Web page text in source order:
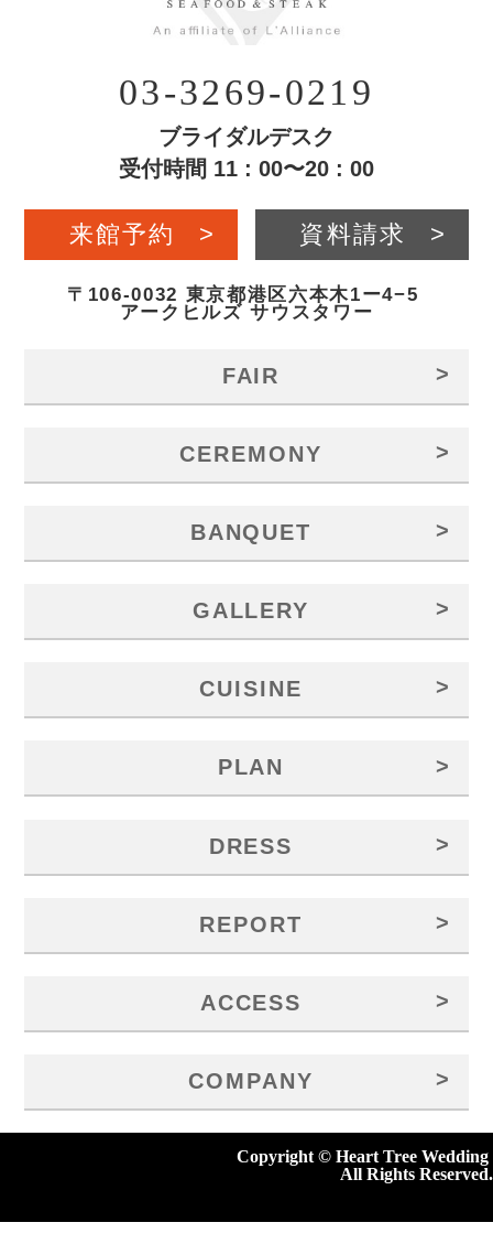
03-3269-0219
ブライダルデスク
受付時間 11 : 00〜20 : 00
来館予約 > 資料請求 >
〒106-0032 東京都港区六本木1ー4−5
アークヒルズ サウスタワー
FAIR >
CEREMONY >
BANQUET >
GALLERY >
CUISINE >
PLAN >
DRESS >
REPORT >
ACCESS >
COMPANY >
Copyright © Heart Tree Wedding
All Rights Reserved.